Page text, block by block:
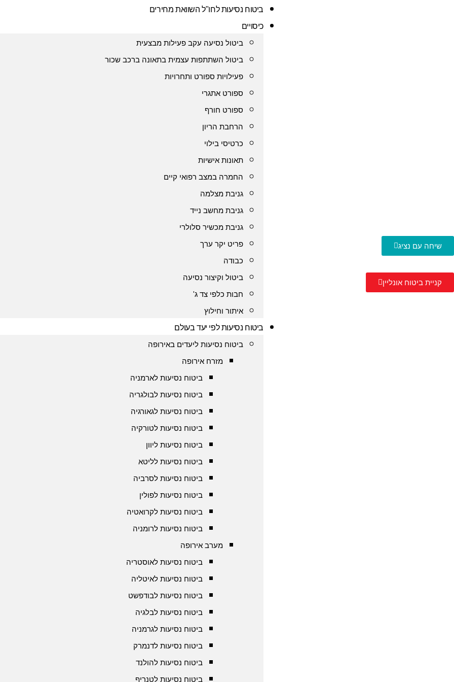
ביטוח נסיעות לחו"ל השוואת מחירים
כיסויים
ביטול נסיעה עקב פעילות מבצעית
ביטול השתתפות עצמית בתאונה ברכב שכור
פעילויות ספורט ותחרויות
ספורט אתגרי
ספורט חורף
הרחבת הריון
כרטיסי בילוי
תאונות אישיות
החמרה במצב רפואי קיים
גניבת מצלמה
גניבת מחשב נייד
גניבת מכשיר סלולרי
פריט יקר ערך
כבודה
ביטול וקיצור נסיעה
חבות כלפי צד ג'
איתור וחילוץ
ביטוח נסיעות לפי יעד בעולם
ביטוח נסיעות ליעדים באירופה
מזרח אירופה
ביטוח נסיעות לארמניה
ביטוח נסיעות לבולגריה
ביטוח נסיעות לגאורגיה
ביטוח נסיעות לטורקיה
ביטוח נסיעות ליוון
ביטוח נסיעות לליטא
ביטוח נסיעות לסרביה
ביטוח נסיעות לפולין
ביטוח נסיעות לקרואטיה
ביטוח נסיעות לרומניה
מערב אירופה
ביטוח נסיעות לאוסטריה
ביטוח נסיעות לאיטליה
ביטוח נסיעות לבודפשט
ביטוח נסיעות לבלגיה
ביטוח נסיעות לגרמניה
ביטוח נסיעות לדנמרק
ביטוח נסיעות להולנד
ביטוח נסיעות לטנריף
שיחה עם נציג
קניית ביטוח אונליין